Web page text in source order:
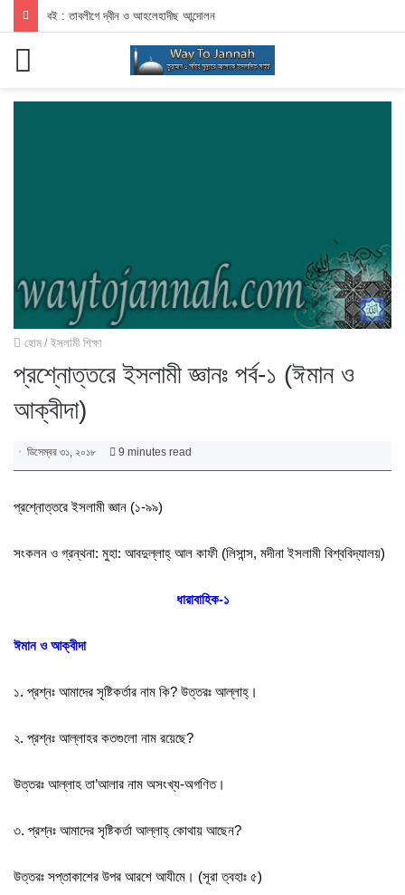
ডাকাতদের বিরুদ্ধে লড়াই করা এবং তাদেরকে হত্যা করার বিধান
হোম / ইসলামী শিক্ষা
প্রশ্নোত্তরে ইসলামী জ্ঞানঃ পর্ব-১ (ঈমান ও
আক্বীদা)
ডিসেম্বর ৩১, ২০১৮ 9 minutes read
প্রশ্নোত্তরে ইসলামী জ্ঞান (১-৯৯)
সংকলন ও গ্রন্থনা: মুহা: আবদুল্লাহ্‌ আল কাফী (লিসান্স, মদীনা ইসলামী বিশ্ববিদ্যালয়)
ধারাবাহিক-১
ঈমান ও আক্বীদা
১. প্রশ্নঃ আমাদের সৃষ্টিকর্তার নাম কি? উত্তরঃ আল্লাহ্‌।
২. প্রশ্নঃ আল্লাহর কতগুলো নাম রয়েছে?
উত্তরঃ আল্লাহ তা’আলার নাম অসংখ্য-অগণিত।
৩. প্রশ্নঃ আমাদের সৃষ্টিকর্তা আল্লাহ্‌ কোথায় আছেন?
উত্তরঃ সপ্তাকাশের উপর আরশে আযীমে। (সূরা ত্বহাঃ ৫)